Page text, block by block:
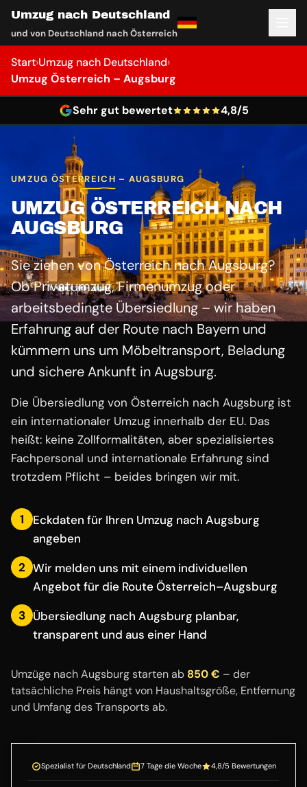
Umzug nach Deutschland
und von Deutschland nach Österreich
Start›Umzug nach Deutschland›
Umzug Österreich – Augsburg
Sehr gut bewertet 4,8/5
UMZUG ÖSTERREICH – AUGSBURG
UMZUG ÖSTERREICH NACH
AUGSBURG
Sie ziehen von Österreich nach Augsburg?
Ob Privatumzug, Firmenumzug oder
arbeitsbedingte Übersiedlung – wir haben
Erfahrung auf der Route nach Bayern und
kümmern uns um Möbeltransport, Beladung
und sichere Ankunft in Augsburg.
Die Übersiedlung von Österreich nach Augsburg ist
ein internationaler Umzug innerhalb der EU. Das
heißt: keine Zollformalitäten, aber spezialisiertes
Fachpersonal und internationale Erfahrung sind
trotzdem Pflicht – beides bringen wir mit.
1
Eckdaten für Ihren Umzug nach Augsburg
angeben
2 Wir melden uns mit einem individuellen
Angebot für die Route Österreich–Augsburg
3 Übersiedlung nach Augsburg planbar,
transparent und aus einer Hand
Umzüge nach Augsburg starten ab 850 € – der
tatsächliche Preis hängt von Haushaltsgröße, Entfernung
und Umfang des Transports ab.
Spezialist für Deutschland 7 Tage die Woche 4,8/5 Bewertungen